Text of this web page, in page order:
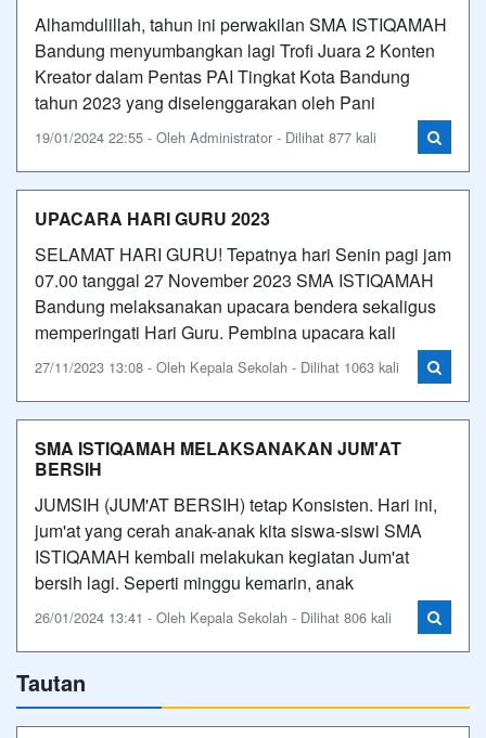
Alhamdulillah, tahun ini perwakilan SMA ISTIQAMAH
Bandung menyumbangkan lagi Trofi Juara 2 Konten
Kreator dalam Pentas PAI Tingkat Kota Bandung
tahun 2023 yang diselenggarakan oleh Pani
19/01/2024 22:55 - Oleh Administrator - Dilihat 877 kali
UPACARA HARI GURU 2023
SELAMAT HARI GURU! Tepatnya hari Senin pagi jam
07.00 tanggal 27 November 2023 SMA ISTIQAMAH
Bandung melaksanakan upacara bendera sekaligus
memperingati Hari Guru. Pembina upacara kali
27/11/2023 13:08 - Oleh Kepala Sekolah - Dilihat 1063 kali
SMA ISTIQAMAH MELAKSANAKAN JUM'AT
BERSIH
JUMSIH (JUM'AT BERSIH) tetap Konsisten. Hari ini,
jum'at yang cerah anak-anak kita siswa-siswi SMA
ISTIQAMAH kembali melakukan kegiatan Jum'at
bersih lagi. Seperti minggu kemarin, anak
26/01/2024 13:41 - Oleh Kepala Sekolah - Dilihat 806 kali
Tautan